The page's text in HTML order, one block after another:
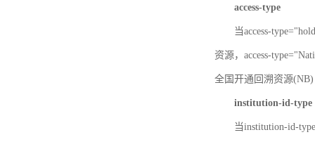
access-type
当access-
资源，access-
全国开通回溯资源(NB)
institution-id-type
当institution-id-